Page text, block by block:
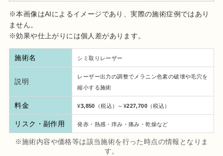
※本画像はAIによるイメージであり、実際の施術症例ではあり
ません。
※効果や仕上がりには個人差があります。
施術名 シミ取りレーザー
説明
レーザー出力の調整でメラニン色素の破壊や毛穴を
縮小する施術
料金 ¥3,850 （税込）～¥227,700 （税込）
リスク・副作用 発赤・熱感・痒み・痛み・乾燥など
※施術内容や価格等は該当施術を行った時点の情報となりま
す。